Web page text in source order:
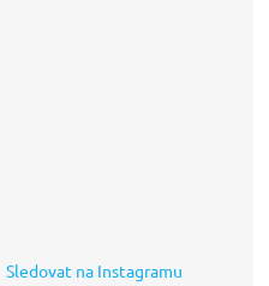
Sledovat na Instagramu